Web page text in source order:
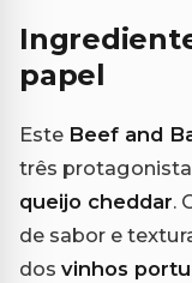
papel
Este Beef and
três
queijo cheddar.
de sabor e
dos vinhos